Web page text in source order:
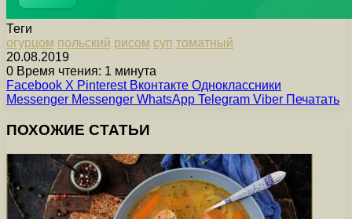
Теги
огурцом польский рисом суп томатный
20.08.2019
0 Время чтения: 1 минута
Facebook X Pinterest Вконтакте Одноклассники
Messenger Messenger WhatsApp Telegram Viber Печатать
ПОХОЖИЕ СТАТЬИ